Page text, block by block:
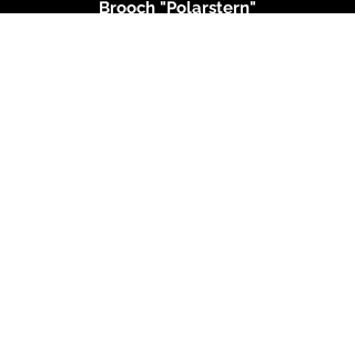
Brooch "Polarstern"